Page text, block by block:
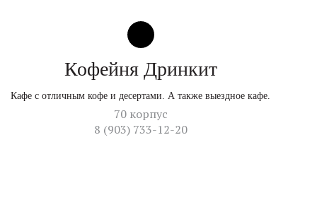
Кофейня Дринкит
Кафе с отличным кофе и десертами. А также выездное кафе.
70 корпус
8 (903) 733-12-20